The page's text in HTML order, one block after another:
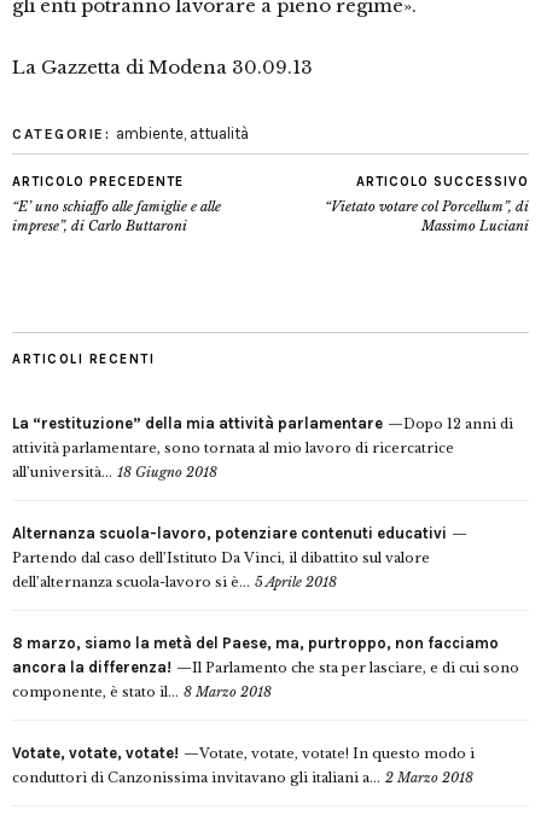
gli enti potranno lavorare a pieno regime».
La Gazzetta di Modena 30.09.13
CATEGORIE: ambiente, attualità
ARTICOLO PRECEDENTE
“E’ uno schiaffo alle famiglie e alle
imprese”, di Carlo Buttaroni
ARTICOLO SUCCESSIVO
“Vietato votare col Porcellum”, di
Massimo Luciani
ARTICOLI RECENTI
La “restituzione” della mia attività parlamentare
Dopo 12 anni di
attività parlamentare, sono tornata al mio lavoro di ricercatrice
all’università... 18 Giugno 2018
Alternanza scuola-lavoro, potenziare contenuti educativi
Partendo dal caso dell’Istituto Da Vinci, il dibattito sul valore
dell’alternanza scuola-lavoro si è... 5 Aprile 2018
8 marzo, siamo la metà del Paese, ma, purtroppo, non facciamo
ancora la differenza!
Il Parlamento che sta per lasciare, e di cui sono
componente, è stato il... 8 Marzo 2018
Votate, votate, votate!
Votate, votate, votate! In questo modo i
conduttori di Canzonissima invitavano gli italiani a... 2 Marzo 2018